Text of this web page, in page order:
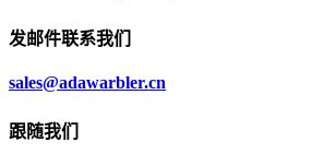
发邮件联系我们
sales@adawarbler.cn
跟随我们